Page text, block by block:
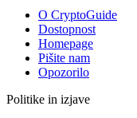
O CryptoGuide
Dostopnost
Homepage
Pišite nam
Opozorilo
Politike in izjave